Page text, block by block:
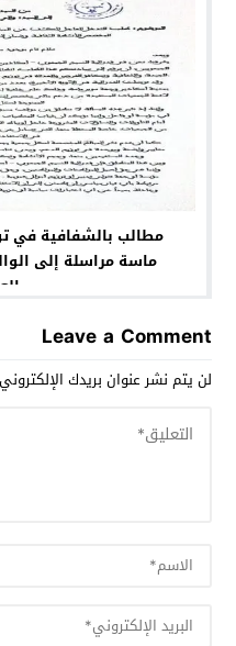
مطالب بالشفافية في
ماسة مراسلة إلى
Leave a Comment
لن يتم نشر عنوان بريدك